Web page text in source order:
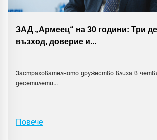
ЗАД „Армеец“ на 30 години: Три
възход, доверие и...
Застрахователното дружество влиза в
десетилети...
Повече